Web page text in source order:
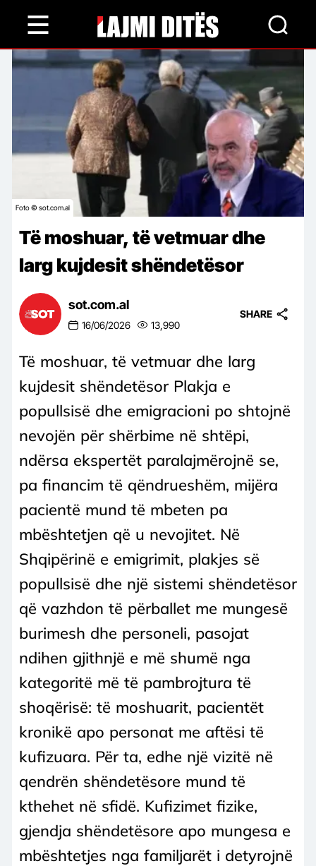
content
Foto © sot.com.al
Të moshuar, të vetmuar dhe
larg kujdesit shëndetësor
sot.com.al
16/06/2026 13,990
SHARE
Të moshuar, të vetmuar dhe larg
kujdesit shëndetësor Plakja e
popullsisë dhe emigracioni po shtojnë
nevojën për shërbime në shtëpi,
ndërsa ekspertët paralajmërojnë se,
pa financim të qëndrueshëm, mijëra
pacientë mund të mbeten pa
mbështetjen që u nevojitet. Në
Shqipërinë e emigrimit, plakjes së
popullsisë dhe një sistemi shëndetësor
që vazhdon të përballet me mungesë
burimesh dhe personeli, pasojat
ndihen gjithnjë e më shumë nga
kategoritë më të pambrojtura të
shoqërisë: të moshuarit, pacientët
kronikë apo personat me aftësi të
kufizuara. Për ta, edhe një vizitë në
qendrën shëndetësore mund të
kthehet në sfidë. Kufizimet fizike,
gjendja shëndetësore apo mungesa e
mbështetjes nga familjarët i detyrojnë